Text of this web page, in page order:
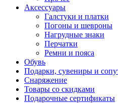
Аксессуары
Галстуки и платки
Погоны и шевроны
Нагрудные знаки
Перчатки
Ремни и пояса
Обувь
Подарки, сувениры и
Снаряжение
Товары со скидками
Подарочные сертификаты